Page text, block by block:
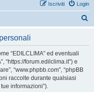
Login
Iscriviti
“EDILCLIMA” ed eventuali
“https://forum.edilclima.it”) e
“www.phpbb.com”, “phpBB
raccolte durante qualsiasi
informazioni”).